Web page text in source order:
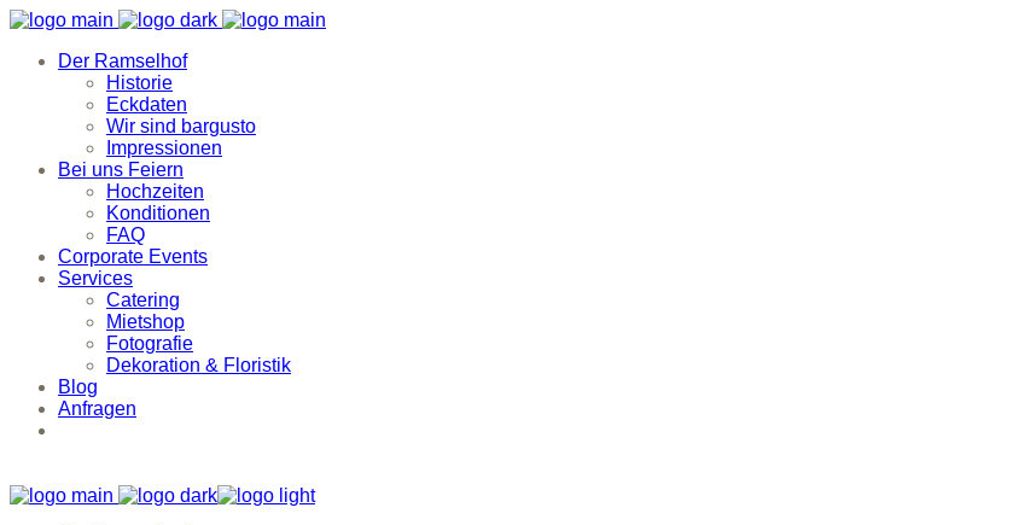
Der Ramselhof
Historie
Eckdaten
Wir sind bargusto
Impressionen
Bei uns Feiern
Hochzeiten
Konditionen
FAQ
Corporate Events
Services
Catering
Mietshop
Fotografie
Dekoration & Floristik
Blog
Anfragen